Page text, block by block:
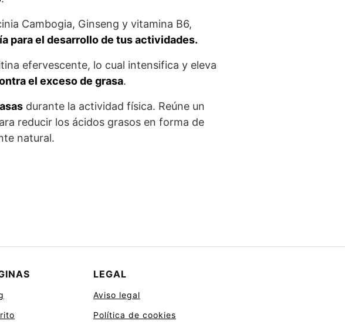
Cambogia, Ginseng y vitamina B6,
para el desarrollo de tus actividades.
efervescente, lo cual intensifica y eleva
el exceso de grasa.
durante la actividad física. Reúne un
reducir los ácidos grasos en forma de
natural.
LEGAL
Aviso legal
Política de cookies